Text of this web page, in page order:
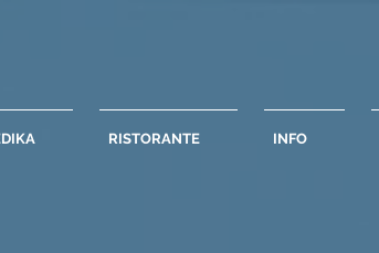
RISTORANTE INFO